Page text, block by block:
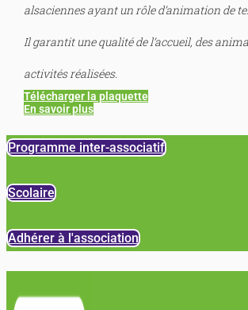
alsaciennes ayant un rôle d’animation de
Il garantit une qualité de l’accueil, des
activités réalisées.
Télécharger la plaquette
En savoir plus
Programme inter-associatif
Scolaire
Adhérer à l'association